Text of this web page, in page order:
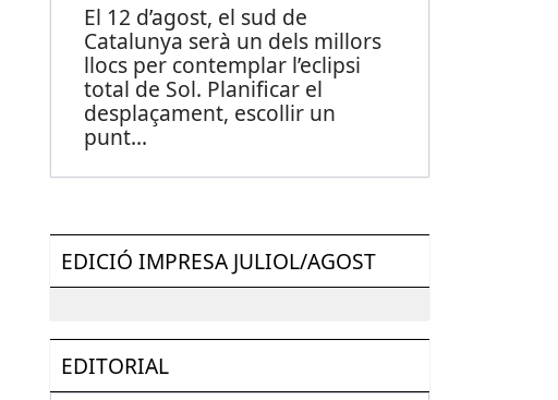
El 12 d’agost, el sud de
Catalunya serà un dels millors
llocs per contemplar l’eclipsi
total de Sol. Planificar el
desplaçament, escollir un
punt...
EDICIÓ IMPRESA JULIOL/AGOST
EDITORIAL